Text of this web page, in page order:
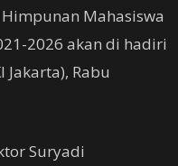
Mahasiswa
2026 akan di hadiri
Jakarta), Rabu
Suryadi